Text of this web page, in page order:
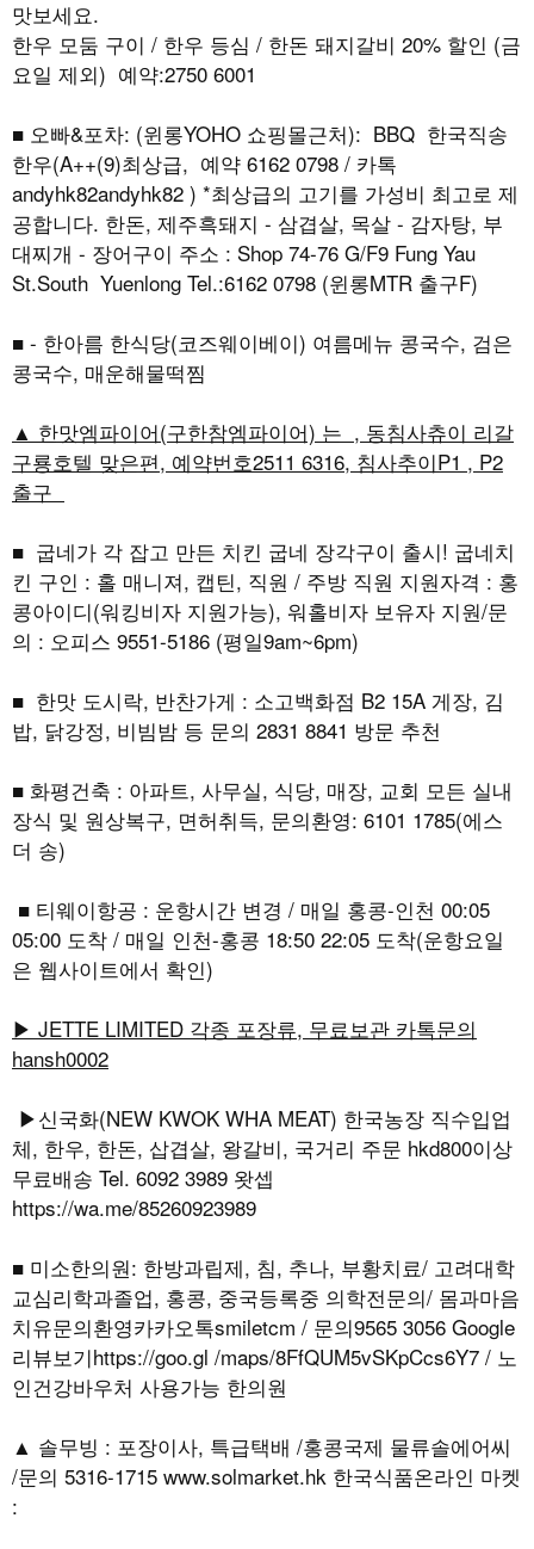
맛보세요.
한우 모둠 구이 / 한우 등심 / 한돈 돼지갈비 20% 할인 (금
요일 제외) 예약:2750 6001
■ 오빠&포차: (윈롱YOHO 쇼핑몰근처): BBQ 한국직송
한우(A++(9)최상급, 예약 6162 0798 / 카톡
andyhk82andyhk82 ) *최상급의 고기를 가성비 최고로 제
공합니다. 한돈, 제주흑돼지 - 삼겹살, 목살 - 감자탕, 부
대찌개 - 장어구이 주소 : Shop 74-76 G/F9 Fung Yau
St.South Yuenlong Tel.:6162 0798 (윈롱MTR 출구F)
■ - 한아름 한식당(코즈웨이베이) 여름메뉴 콩국수, 검은
콩국수, 매운해물떡찜
▲ 한맛엠파이어(구한참엠파이어) 는 , 동침사츄이 리갈
구룡호텔 맞은편, 예약번호2511 6316, 침사추이P1 , P2
출구
■ 굽네가 각 잡고 만든 치킨 굽네 장각구이 출시! 굽네치
킨 구인 : 홀 매니져, 캡틴, 직원 / 주방 직원 지원자격 : 홍
콩아이디(워킹비자 지원가능), 워홀비자 보유자 지원/문
의 : 오피스 9551-5186 (평일9am~6pm)
■ 한맛 도시락, 반찬가게 : 소고백화점 B2 15A 게장, 김
밥, 닭강정, 비빔밤 등 문의 2831 8841 방문 추천
■ 화평건축 : 아파트, 사무실, 식당, 매장, 교회 모든 실내
장식 및 원상복구, 면허취득, 문의환영: 6101 1785(에스
더 송)
■ 티웨이항공 : 운항시간 변경 / 매일 홍콩-인천 00:05
05:00 도착 / 매일 인천-홍콩 18:50 22:05 도착(운항요일
은 웹사이트에서 확인)
▶ JETTE LIMITED 각종 포장류, 무료보관 카톡문의
hansh0002
▶신국화(NEW KWOK WHA MEAT) 한국농장 직수입업
체, 한우, 한돈, 삽겹살, 왕갈비, 국거리 주문 hkd800이상
무료배송 Tel. 6092 3989 왓셉
https://wa.me/85260923989
■ 미소한의원: 한방과립제, 침, 추나, 부황치료/ 고려대학
교심리학과졸업, 홍콩, 중국등록중 의학전문의/ 몸과마음
치유문의환영카카오톡smiletcm / 문의9565 3056 Google
리뷰보기https://goo.gl /maps/8FfQUM5vSKpCcs6Y7 / 노
인건강바우처 사용가능 한의원
▲ 솔무빙 : 포장이사, 특급택배 /홍콩국제 물류솔에어씨
/문의 5316-1715 www.solmarket.hk 한국식품온라인 마켓
: